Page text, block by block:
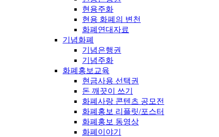
현용주화
현용 화폐의 변천
화폐연대자료
기념화폐
기념은행권
기념주화
화폐홍보교육
현금사용 선택권
돈 깨끗이 쓰기
화폐사랑 콘텐츠 공모전
화폐홍보 리플릿/포스터
화폐홍보 동영상
화폐이야기